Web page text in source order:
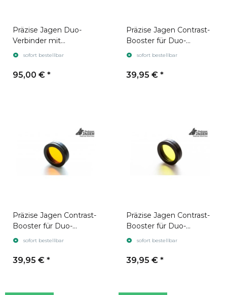
Präzise Jagen Duo-
Verbinder mit
Anschlussgewinde
sofort bestellbar
95,00 € *
Präzise Jagen Contrast-
Booster für Duo-
Verbinder Grün
sofort bestellbar
39,95 € *
Präzise Jagen Contrast-
Booster für Duo-
Verbinder Orange
sofort bestellbar
39,95 € *
Präzise Jagen Contrast-
Booster für Duo-
Verbinder Gelb
sofort bestellbar
39,95 € *